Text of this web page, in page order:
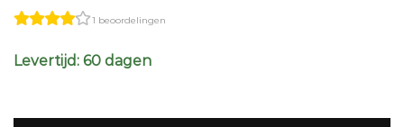
1 beoordelingen
Levertijd: 60 dagen